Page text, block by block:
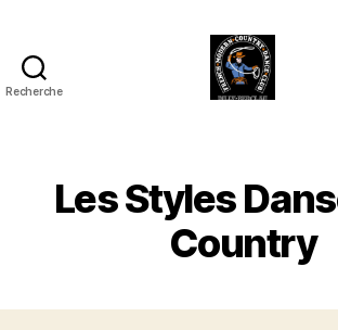
Recherche
de
Billy-
Berclau
(62)
Les Styles
Country